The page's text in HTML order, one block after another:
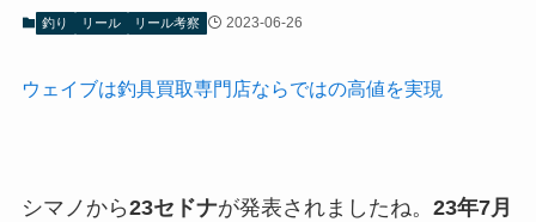
釣り リール リール考察 2023-06-26
ウェイブは釣具買取専門店ならではの高値を実現
シマノから23セドナが発表されましたね。 23年7月